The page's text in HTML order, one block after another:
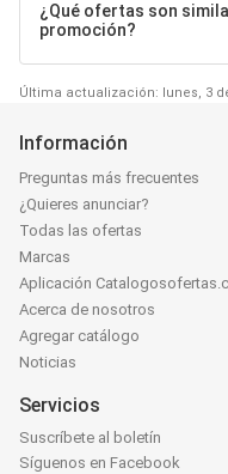
¿Qué ofertas son
promoción?
Última actualización: lunes, 3
Información
Preguntas más frecuentes
¿Quieres anunciar?
Todas las ofertas
Marcas
Aplicación
Acerca de nosotros
Agregar catálogo
Noticias
Servicios
Suscríbete al boletín
Síguenos en Facebook